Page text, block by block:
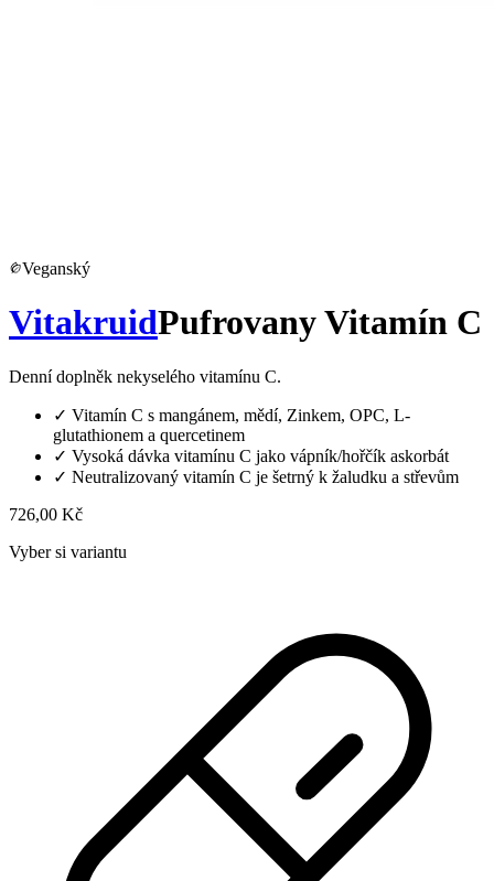
Veganský
VitakruidPufrovany Vitamín C
Denní doplněk nekyselého vitamínu C.
✓ Vitamín C s mangánem, mědí, Zinkem, OPC, L-
glutathionem a quercetinem
✓ Vysoká dávka vitamínu C jako vápník/hořčík askorbát
✓ Neutralizovaný vitamín C je šetrný k žaludku a střevům
726,00 Kč
Vyber si variantu